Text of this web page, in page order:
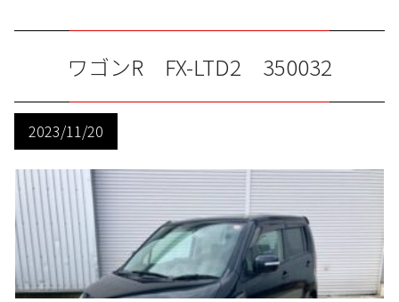
ワゴンR FX-LTD2 350032
2023/11/20